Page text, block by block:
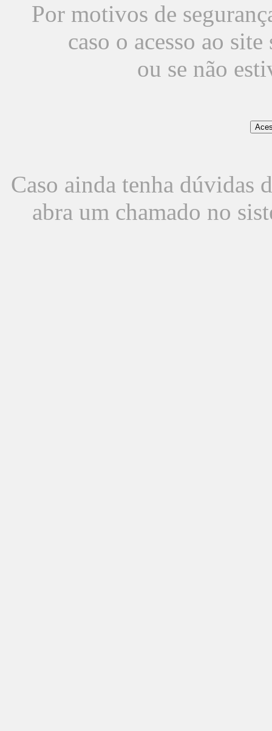
Por motivos de
caso o acesso ao
ou se não
Caso ainda tenha dúvidas
abra um chamado no